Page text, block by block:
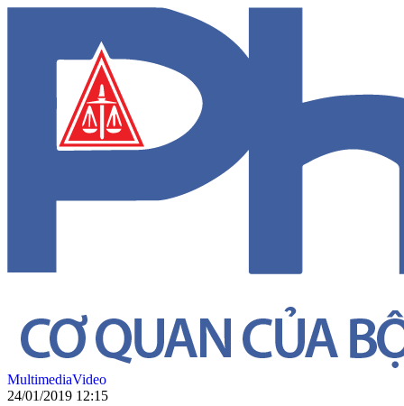
MultimediaVideo
24/01/2019 12:15